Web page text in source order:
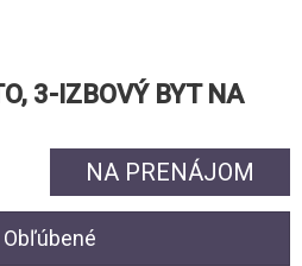
3-IZBOVÝ BYT NA
NA PRENÁJOM
Obľúbené